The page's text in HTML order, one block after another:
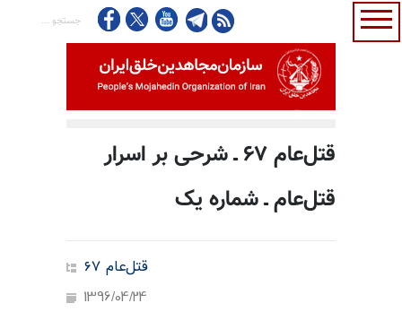
قتل‌عام ۶۷ ـ شرحی بر اسرار
قتل‌عام ـ شماره یک
قتل‌عام ۶۷
1396/04/24